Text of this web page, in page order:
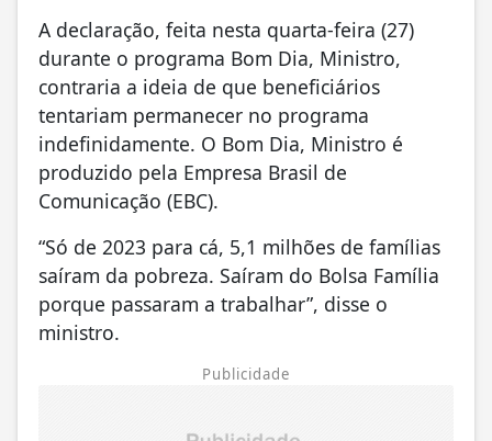
A declaração, feita nesta quarta-feira (27)
durante o programa Bom Dia, Ministro,
contraria a ideia de que beneficiários
tentariam permanecer no programa
indefinidamente. O Bom Dia, Ministro é
produzido pela Empresa Brasil de
Comunicação (EBC).
“Só de 2023 para cá, 5,1 milhões de famílias
saíram da pobreza. Saíram do Bolsa Família
porque passaram a trabalhar”, disse o
ministro.
Publicidade